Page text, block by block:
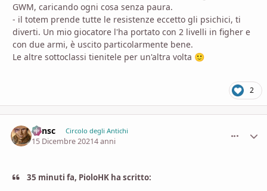
GWM, caricando ogni cosa senza paura.
- il totem prende tutte le resistenze eccetto gli psichici, ti
diverti. Un mio giocatore l'ha portato con 2 livelli in figher e
con due armi, è uscito particolarmente bene.
Le altre sottoclassi tienitele per un'altra volta 🙂
2
Minsc Circolo degli Antichi
15 Dicembre 20214 anni
35 minuti fa, PioloHK ha scritto: